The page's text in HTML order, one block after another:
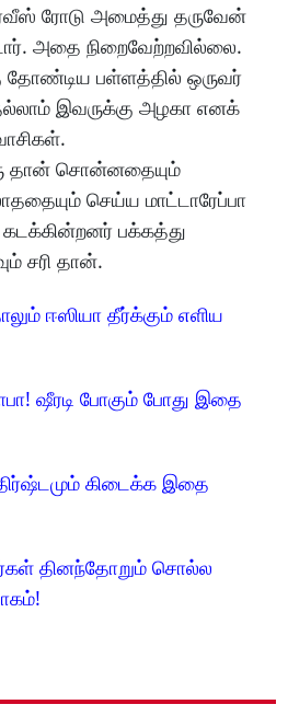
ரோடு அமைத்து தருவேன்
அதை நிறைவேற்றவில்லை.
பள்ளத்தில் ஒருவர்
இவருக்கு அழகா எனக்
தான் சொன்னதையும்
செய்ய மாட்டாரேப்பா
பக்கத்து
சரி தான்.
ஈஸியா தீர்க்கும் எளிய
ஷீரடி போகும் போது இதை
கிடைக்க இதை
தினந்தோறும் சொல்ல